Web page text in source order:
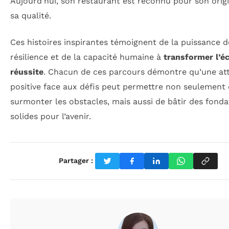
sa qualité.
Ces histoires inspirantes témoignent de la puissance
résilience et de la capacité humaine à transformer
réussite. Chacun de ces parcours démontre qu’une
positive face aux défis peut permettre non seulement
surmonter les obstacles, mais aussi de bâtir des
solides pour l’avenir.
Partager :